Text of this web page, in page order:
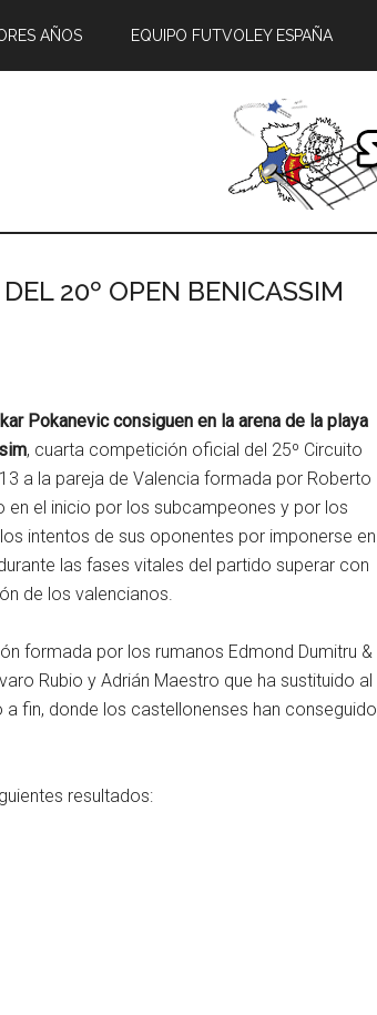
AÑOS EQUIPO FUTVOLEY ESPAÑA
20º OPEN BENICASSIM
Pokanevic consiguen en la arena de la playa
, cuarta competición oficial del 25º Circuito
a la pareja de Valencia formada por Roberto
en el inicio por los subcampeones y por los
intentos de sus oponentes por imponerse en
las fases vitales del partido superar con
de los valencianos.
formada por los rumanos Edmond Dumitru &
Rubio y Adrián Maestro que ha sustituido al
fin, donde los castellonenses han conseguido
resultados: